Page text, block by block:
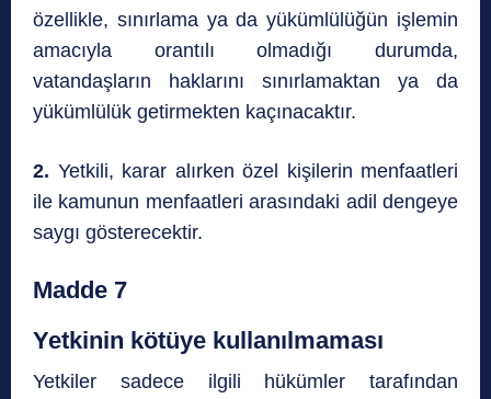
özellikle, sınırlama ya da yükümlülüğün işlemin
amacıyla orantılı olmadığı durumda,
vatandaşların haklarını sınırlamaktan ya da
yükümlülük getirmekten kaçınacaktır.
2. Yetkili, karar alırken özel kişilerin menfaatleri
ile kamunun menfaatleri arasındaki adil dengeye
saygı gösterecektir.
Madde 7
Yetkinin kötüye kullanılmaması
Yetkiler sadece ilgili hükümler tarafından